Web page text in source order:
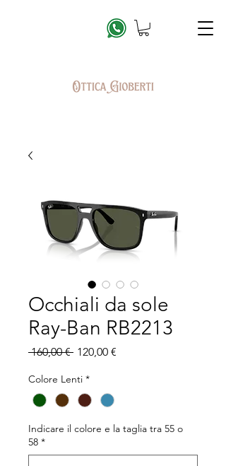
Occhiali da sole
Ray-Ban RB2213
160,00 € Prezzo
120,00 €
Colore Lenti *
Indicare il colore e la taglia tra 55 o
58 *